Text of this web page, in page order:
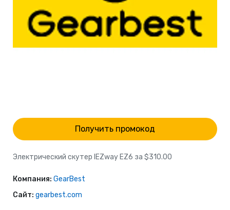
Получить промокод
Электрический скутер IEZway EZ6 за $310.00
Компания: GearBest
Сайт: gearbest.com